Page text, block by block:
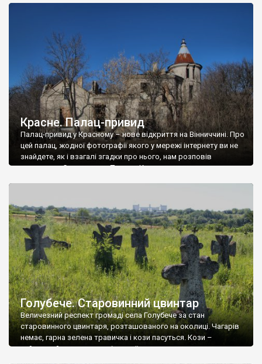
Красне. Палац-привид
Палац-привид у Красному – нове відкриття на Вінниччині. Про
цей палац, жодної фотографії якого у мережі інтернету ви не
знайдете, як і взагалі згадки про нього, нам розповів
мешканець Самгородка. Палац у Красному вразив не лише
Голубече. Старовинний цвинтар
Величезний респект громаді села Голубече за стан
старовинного цвинтаря, розташованого на околиці. Чагарів
немає, гарна зелена травичка і кози пасуться. Кози –
найкращий регулятор шкідливої, для старих кладовищ,